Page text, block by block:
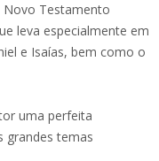
Novo Testamento
leva especialmente em
e Isaías, bem como o
uma perfeita
grandes temas